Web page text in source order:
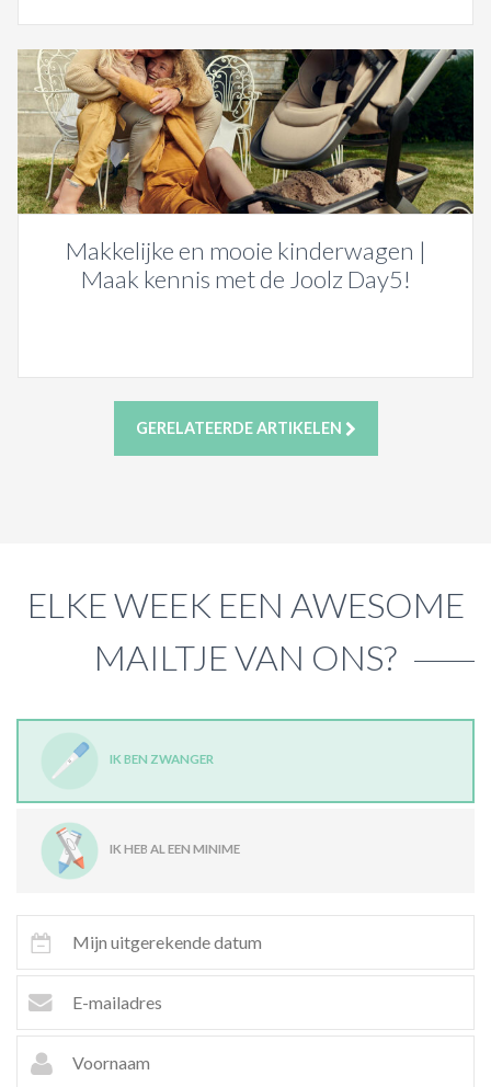
Makkelijke en mooie kinderwagen |
Maak kennis met de Joolz Day5!
GERELATEERDE ARTIKELEN
ELKE WEEK EEN AWESOME
MAILTJE VAN ONS?
IK BEN ZWANGER
IK HEB AL EEN MINIME